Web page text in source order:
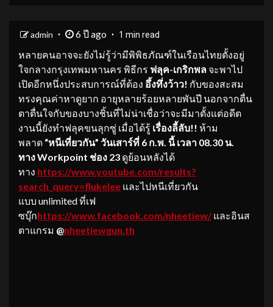
admin 6 ปี ago 1 min read
หลายคนอาจจะยังไม่รู้ว่ามีพิพิธภัณฑ์ในเรือนไทยตั้งอยู่
ใจกลางกรุงเทพมหานคร พิธีกร ฟลุค-เกริกพล จะพาไป
เปิดอีกหนึ่งประสบการณ์ที่ต้อง อึ้งทึ่งว้าว! กับของสะสม
ทรงคุณค่าหาดูยาก อายุหลายร้อยหลายพันปี นอกจากตื่น
ตาตื่นใจกับของบางชิ้นที่ไม่น่าเชื่อว่าจะมีมาตั้งแต่อดีต
งานนี้ยังทำฟลุคขนลุกซู่ เมื่อได้รู้ เรื่องลี้ลับ!! ห้าม
พลาด “หนีเที่ยวกัน” วันเสาร์ที่ 6 ก.พ. นี้ เวลา 08.30 น.
ทาง Workpoint ช่อง 23 ดูย้อนหลังได้
ทาง https://www.youtube.com/results?
search_query=flukelee และไปหนีเที่ยวกัน
แบบ unlimited ที่เฟ
ซบุ๊กhttps://www.facebook.com/nheetiew/ และอินส
ตาแกรม @nheetiewgun.th